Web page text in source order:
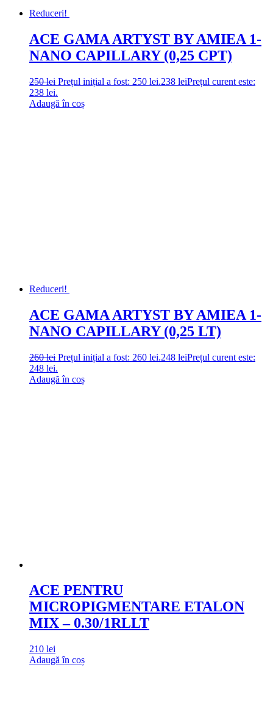
Reduceri!
ACE GAMA ARTYST BY AMIEA 1-
NANO CAPILLARY (0,25 CPT)
250lei Prețul inițial a fost: 250 lei.238 leiPrețul curent este:
238 lei.
Adaugă în coș
Reduceri!
ACE GAMA ARTYST BY AMIEA 1-
NANO CAPILLARY (0,25 LT)
260lei Prețul inițial a fost: 260 lei.248 leiPrețul curent este:
248 lei.
Adaugă în coș
ACE PENTRU
MICROPIGMENTARE ETALON
MIX – 0.30/1RLLT
210 lei
Adaugă în coș